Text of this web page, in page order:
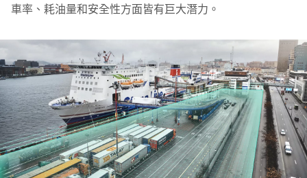
車率、耗油量和安全性方面皆有巨大潛力。